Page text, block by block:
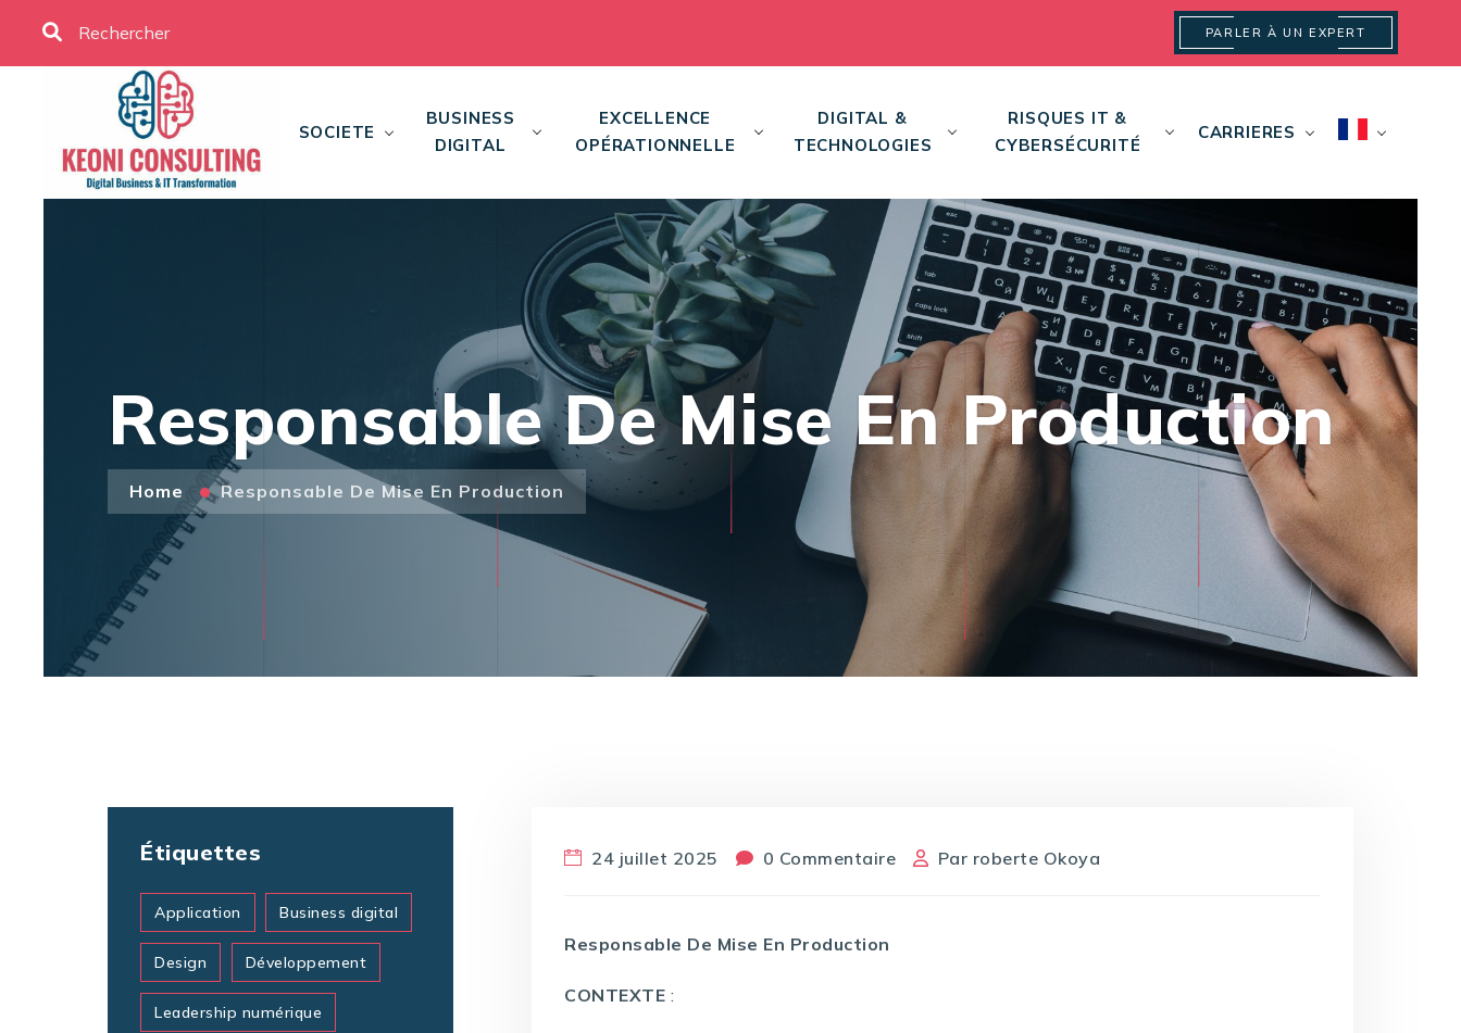
PARLER À UN EXPERT
SOCIETE
BUSINESS
DIGITAL
EXCELLENCE
OPÉRATIONNELLE
DIGITAL &
TECHNOLOGIES
RISQUES IT &
CYBERSÉCURITÉ
CARRIERES
Responsable De Mise En Production
Home Responsable De Mise En Production
24 juillet 2025 0 Commentaire Par roberte Okoya
Responsable De Mise En Production
CONTEXTE :
Étiquettes
Application Business digital
Design Développement
Leadership numérique